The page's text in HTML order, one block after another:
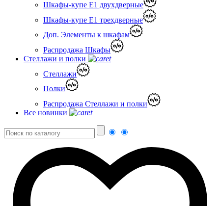
Шкафы-купе Е1 двухдверные
Шкафы-купе Е1 трехдверные
Доп. Элементы к шкафам
Распродажа Шкафы
Стеллажи и полки
Стеллажи
Полки
Распродажа Стеллажи и полки
Все новинки